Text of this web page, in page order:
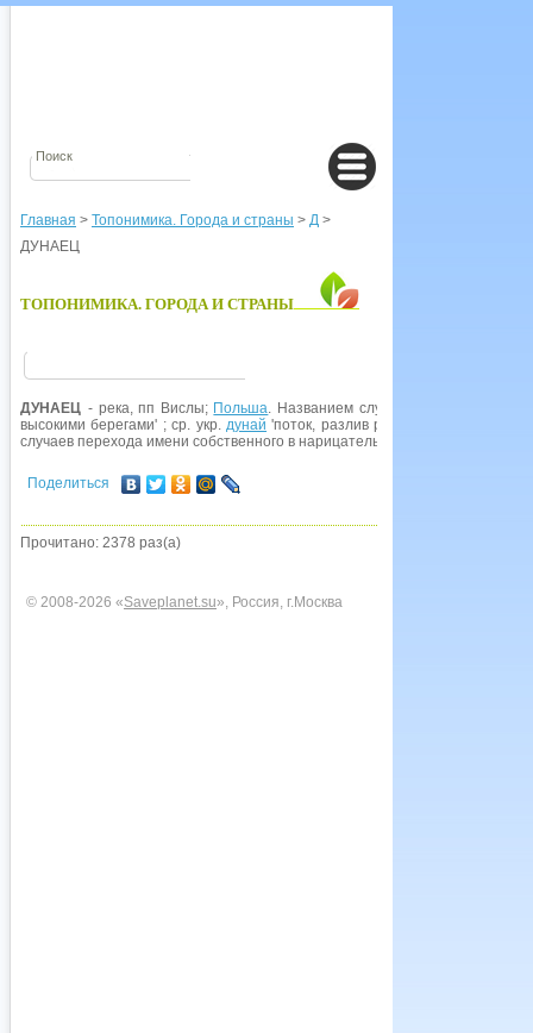
Главная > Топонимика. Города и страны > Д >
ДУНАЕЦ
ТОПОНИМИКА. ГОРОДА И СТРАНЫ
ДУНАЕЦ - река, пп Вислы; Польша. Названием служит уменьшит,
высокими берегами' ; ср. укр.дунай 'поток, разлив реки'. Термин
случаев перехода имени собственного в нарицательное .
Поделиться
Прочитано: 2378 раз(а)
© 2008-2026 «Saveplanet.su», Россия, г.Москва